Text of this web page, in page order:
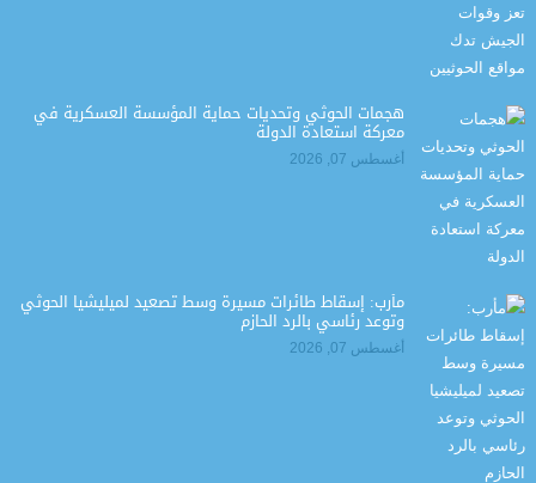
هجمات الحوثي وتحديات حماية المؤسسة العسكرية في
معركة استعادة الدولة
أغسطس 07, 2026
مأرب: إسقاط طائرات مسيرة وسط تصعيد لميليشيا الحوثي
وتوعد رئاسي بالرد الحازم
أغسطس 07, 2026